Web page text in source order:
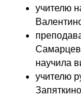
учителю
научила
учителю